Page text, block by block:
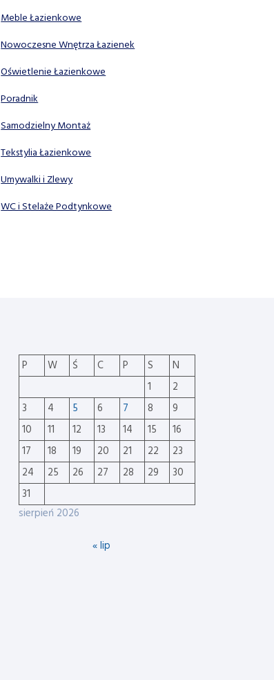
Meble Łazienkowe
Nowoczesne Wnętrza Łazienek
Oświetlenie Łazienkowe
Poradnik
Samodzielny Montaż
Tekstylia Łazienkowe
Umywalki i Zlewy
WC i Stelaże Podtynkowe
sierpień 2026
P W Ś C P S
N
1
2
3
4 5 6 7 8
9
10
11 12 13 14 15
16
17
18 19 20 21 22
23
24
25 26 27 28 29
30
31
« lip